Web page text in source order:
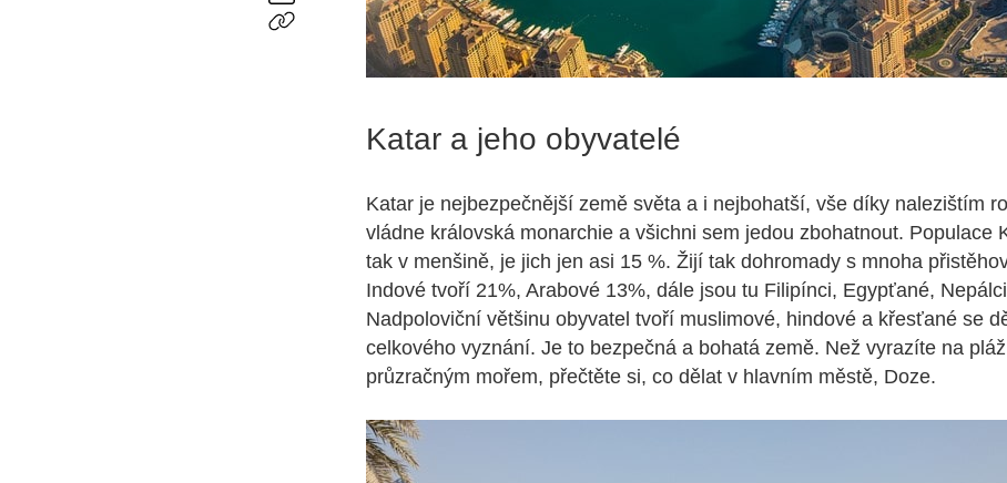
Katar a jeho obyvatelé
Katar je nejbezpečnější země světa a i nejbohatší, vše díky nalezištím
vládne královská monarchie a všichni sem jedou zbohatnout. Populace
tak v menšině, je jich jen asi 15 %. Žijí tak dohromady s mnoha
Indové tvoří 21%, Arabové 13%, dále jsou tu Filipínci, Egypťané,
Nadpoloviční většinu obyvatel tvoří muslimové, hindové a křesťané se
celkového vyznání. Je to bezpečná a bohatá země. Než vyrazíte na
průzračným mořem, přečtěte si, co dělat v hlavním městě, Doze.